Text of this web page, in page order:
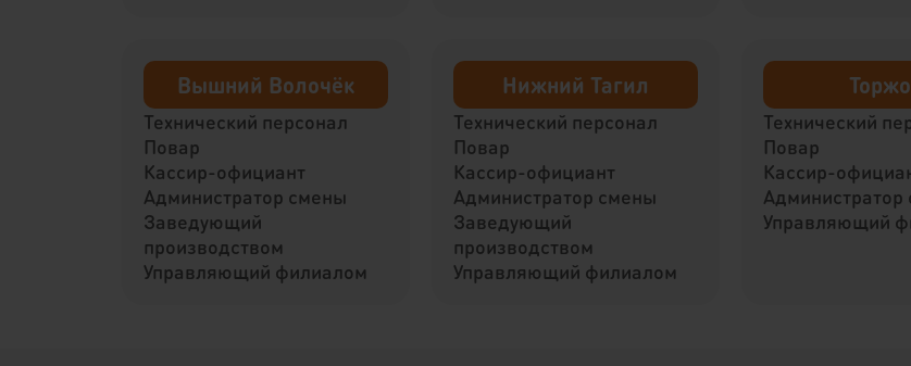
Вышний Волочёк
Технический персонал
Повар
Кассир-официант
Администратор смены
Заведующий
производством
Управляющий филиалом
Нижний Тагил
Технический персонал
Повар
Кассир-официант
Администратор смены
Заведующий
производством
Управляющий филиалом
Технический
Повар
Кассир-
Администратор
Управляющий